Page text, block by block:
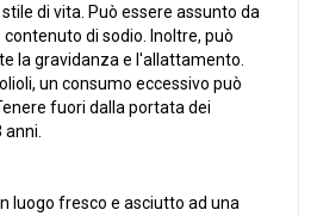
di vita. Può essere assunto da
di sodio. Inoltre, può
la gravidanza e l'allattamento.
un consumo eccessivo può
fuori dalla portata dei
anni.
luogo fresco e asciutto ad una